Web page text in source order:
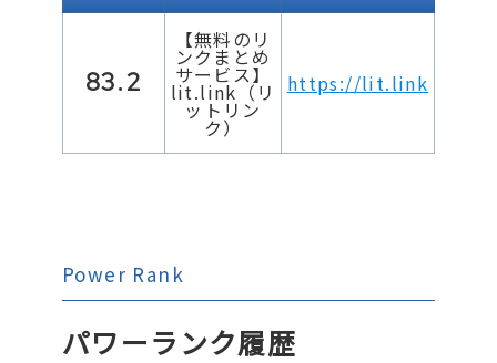
83.2
【無料のリ
ンクまとめ
サービス】
lit.link（リ
ットリン
ク）
https://lit.link
Power Rank
パワーランク履歴